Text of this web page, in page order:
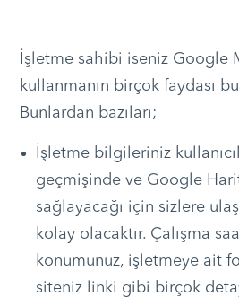
İşletme sahibi iseniz Google
kullanmanın birçok faydası
Bunlardan bazıları;
İşletme bilgileriniz
geçmişinde ve Google
sağlayacağı için sizlere
kolay olacaktır. Çalışma
konumunuz, işletmeye ait
siteniz linki gibi birçok